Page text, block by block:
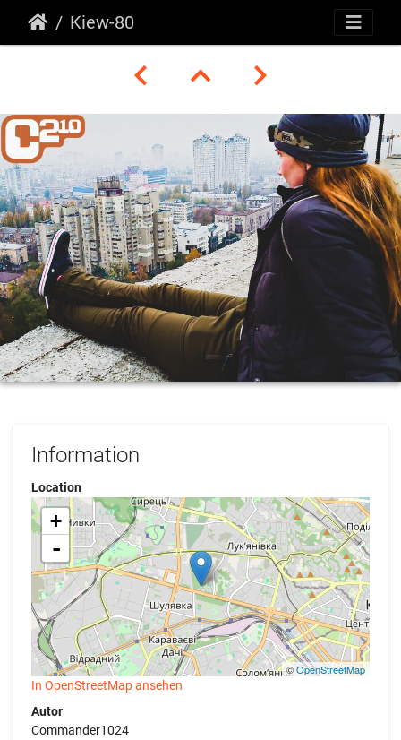
Kiew-80
Information
Location
+
-
©OpenStreetMap
In OpenStreetMap ansehen
Autor
Commander1024